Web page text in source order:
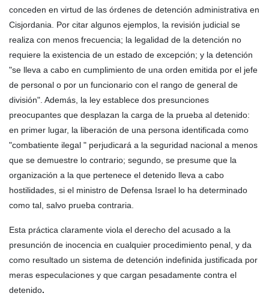
conceden en virtud de las órdenes de detención administrativa en
Cisjordania. Por citar algunos ejemplos, la revisión judicial se
realiza con menos frecuencia; la legalidad de la detención no
requiere la existencia de un estado de excepción; y la detención
"se lleva a cabo en cumplimiento de una orden emitida por el jefe
de personal o por un funcionario con el rango de general de
división". Además, la ley establece dos presunciones
preocupantes que desplazan la carga de la prueba al detenido:
en primer lugar, la liberación de una persona identificada como
"combatiente ilegal " perjudicará a la seguridad nacional a menos
que se demuestre lo contrario; segundo, se presume que la
organización a la que pertenece el detenido lleva a cabo
hostilidades, si el ministro de Defensa Israel lo ha determinado
como tal, salvo prueba contraria.
Esta práctica claramente viola el derecho del acusado a la
presunción de inocencia en cualquier procedimiento penal, y da
como resultado un sistema de detención indefinida justificada por
meras especulaciones y que cargan pesadamente contra el
detenido.